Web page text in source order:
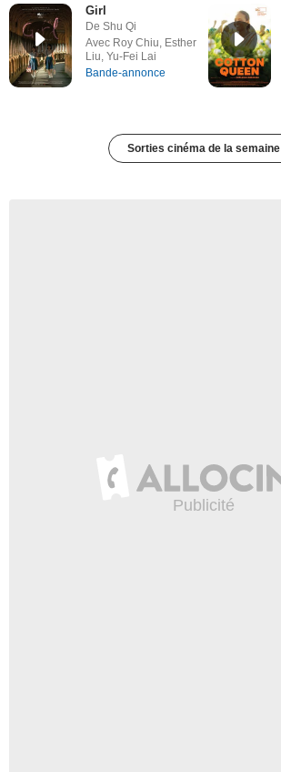
Girl
De Shu Qi
Avec Roy Chiu, Esther
Liu, Yu-Fei Lai
Bande-annonce
Sorties cinéma de la semaine